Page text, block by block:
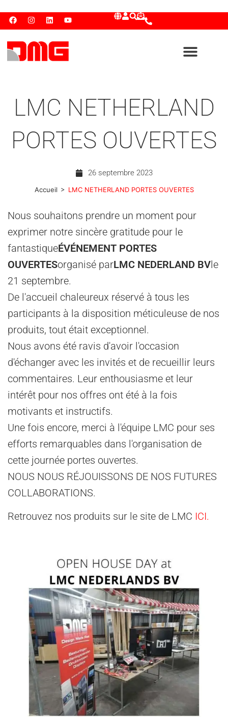
LMC NETHERLAND
PORTES OUVERTES
26 septembre 2023
Accueil > LMC NETHERLAND PORTES OUVERTES
Nous souhaitons prendre un moment pour
exprimer notre sincère gratitude pour le
fantastiqueÉVÉNEMENT PORTES
OUVERTESorganisé parLMC NEDERLAND BVle
21 septembre.
De l'accueil chaleureux réservé à tous les
participants à la disposition méticuleuse de nos
produits, tout était exceptionnel.
Nous avons été ravis d'avoir l'occasion
d'échanger avec les invités et de recueillir leurs
commentaires. Leur enthousiasme et leur
intérêt pour nos offres ont été à la fois
motivants et instructifs.
Une fois encore, merci à l'équipe LMC pour ses
efforts remarquables dans l'organisation de
cette journée portes ouvertes.
NOUS NOUS RÉJOUISSONS DE NOS FUTURES
COLLABORATIONS.
Retrouvez nos produits sur le site de LMC ICI.